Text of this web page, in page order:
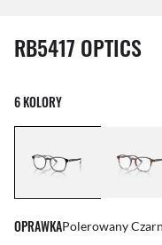
1 element został
RB5417 OPTICS
6 KOLORY
OPRAWKAPolerowany